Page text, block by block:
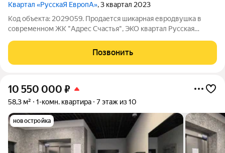
Квартал «РусскаЯ ЕвропА», 3 квартал 2023
Код объекта: 2029059. Продается шикарная евродвушка в
современном ЖК "Адрес Счастья", ЭКО квартал Русская
Ориентир: ул.Гагарина, ул.Орудийная, ул.Маршала
Покрышкина. Общая площадь- 51,6 кв.м
Позвонить
10 550 000 ₽
58,3 м² 1-комн. квартира 7 этаж из 10
новостройка